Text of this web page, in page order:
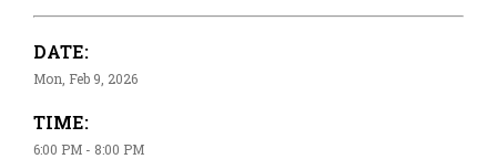
DATE:
Mon, Feb 9, 2026
TIME:
6:00 PM - 8:00 PM